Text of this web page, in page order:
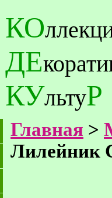
КО
ДЕ
КУльтуР
Главная >
Лилейник